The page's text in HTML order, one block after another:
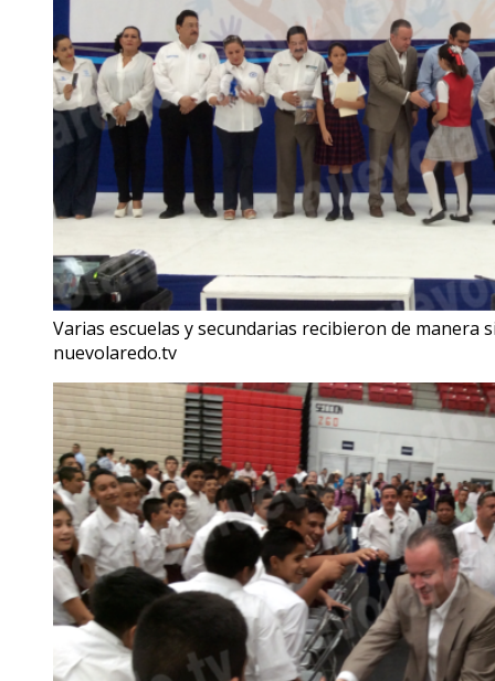
Varias escuelas y secundarias recibieron de manera
nuevolaredo.tv